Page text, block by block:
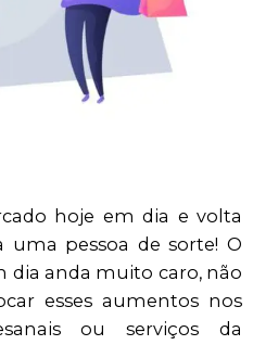
hoje em dia e volta
uma pessoa de sorte! O
dia anda muito caro, não
esses aumentos nos
ou serviços da